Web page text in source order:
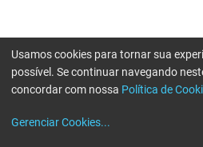
Usamos cookies para tornar sua
possível. Se continuar navegando
concordar com nossa Política de
Gerenciar Cookies...
Erro ao enviar informações, por